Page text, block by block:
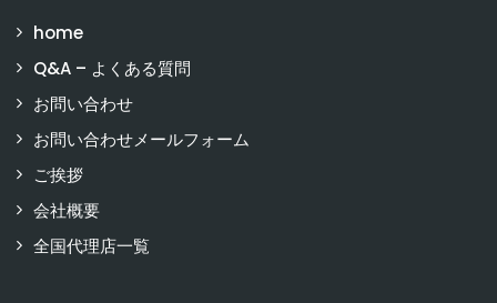
home
Q&A – よくある質問
お問い合わせ
お問い合わせメールフォーム
ご挨拶
会社概要
全国代理店一覧